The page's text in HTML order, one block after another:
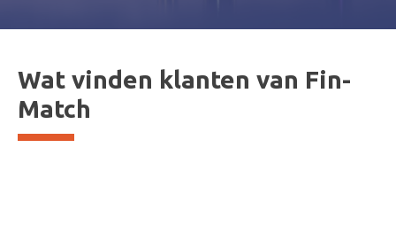
Wat vinden klanten van Fin-
Match